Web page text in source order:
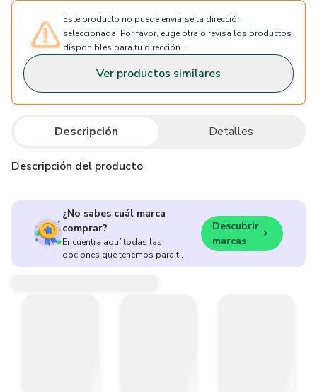
Este producto no puede enviarse la dirección
seleccionada. Por favor, elige otra o revisa los productos
disponibles para tu dirección.
Ver productos similares
Descripción Detalles
Descripción del producto
¿No sabes cuál marca
comprar?
Encuentra aquí todas las
opciones que tenemos para ti.
Descubrir
marcas